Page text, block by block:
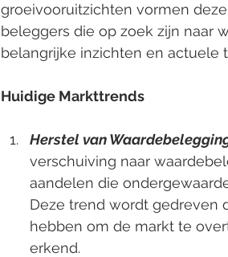
groeivooruitzichten vormen
beleggers die op zoek zijn naar
belangrijke inzichten en actuele
Huidige Markttrends
Herstel van
verschuiving naar
aandelen die
Deze trend wordt gedreven
hebben om de markt te
erkend.